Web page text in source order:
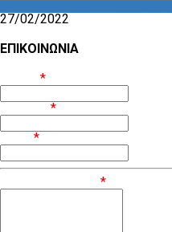
27/02/2022
ΕΠΙΚΟΙΝΩΝΙΑ
*
*
*
*